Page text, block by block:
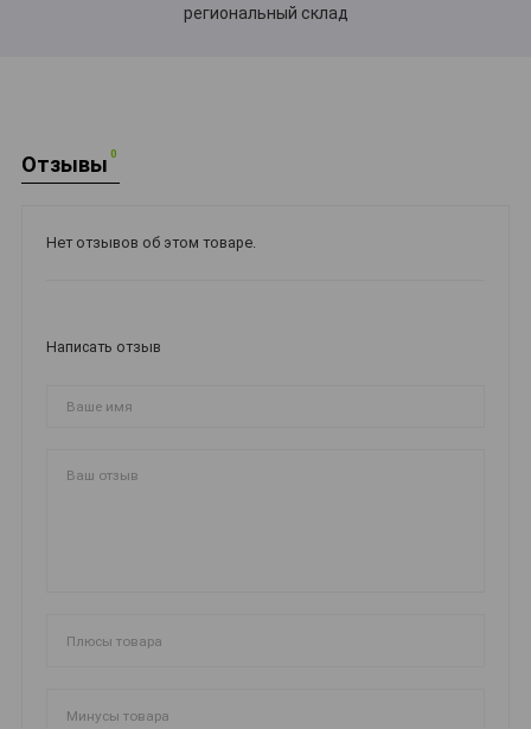
региональный склад
Отзывы 0
Нет отзывов об этом товаре.
Написать отзыв